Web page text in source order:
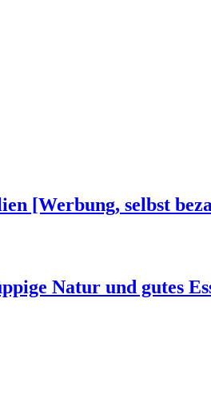
[Werbung, selbst
Natur und gutes